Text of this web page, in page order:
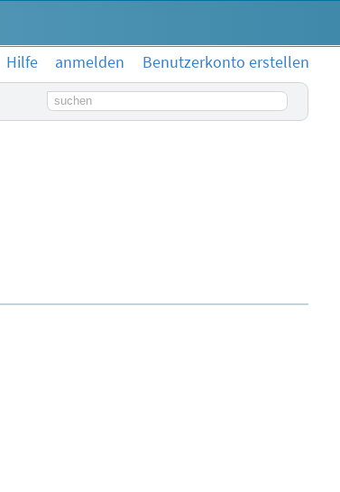
Hilfe anmelden
Benutzerkonto erstellen
Suchbegriff